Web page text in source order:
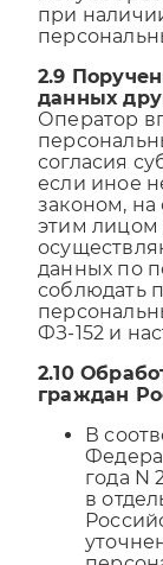
при
2.9
данных
Оператор
согласия
если иное
законом,
этим лицом
данных по
соблюдать
ФЗ-152 и
2.10
граждан
В
года N
в